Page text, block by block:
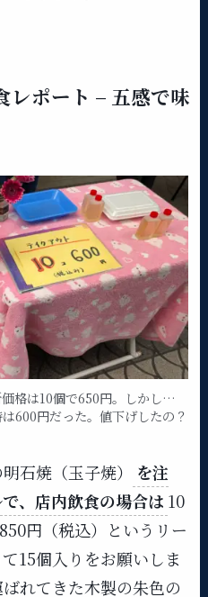
レポート – 五感で味
格は10個で650円。しかし…
600円だった。値下げしたの？
石焼（玉子焼）
を注
、店内飲食の場合は 10
円（税込）というリー
15個入りをお願いしま
れてきた木製の朱色の